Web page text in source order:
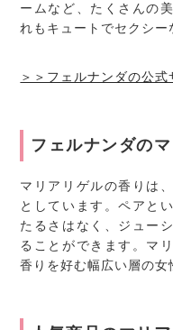
ームなど、たくさんの
れもキュートでセクシー
＞＞フェルナンダの公式
フェルナンダの
マリアリゲルの香りは
としています。ペアと
たるさはなく、ジュー
ることができます。マ
香りを好む幅広い層の女